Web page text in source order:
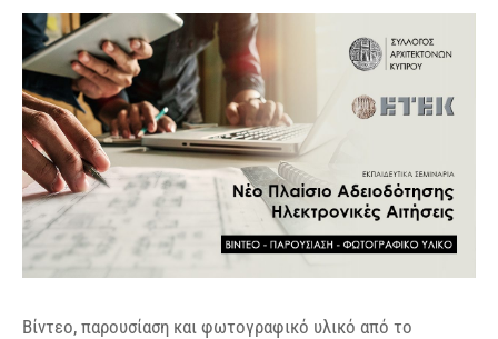
Βίντεο, παρουσίαση και φωτογραφικό υλικό από το